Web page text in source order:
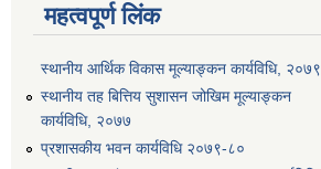
महत्वपूर्ण लिंक
स्थानीय आर्थिक विकास मूल्याङ्कन कार्यविधि, २०७९
स्थानीय तह बित्तिय सुशासन जोखिम मूल्याङ्कन
कार्यविधि, २०७७
प्रशासकीय भवन कार्यविधि २०७९-८०